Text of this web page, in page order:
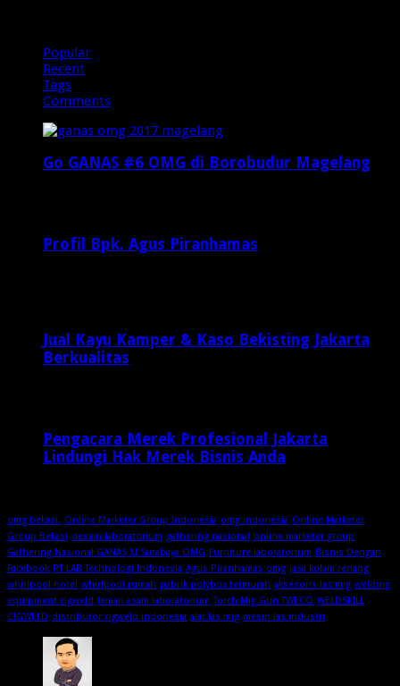
Popular
Recent
Tags
Comments
Go GANAS #6 OMG di Borobudur Magelang
Profil Bpk. Agus Piranhamas
Jual Kayu Kamper & Kaso Bekisting Jakarta
Berkualitas
Pengacara Merek Profesional Jakarta
Lindungi Hak Merek Bisnis Anda
omg bekasi. Online Marketer Group Indonesia omg indonesia Online Marketer
Group Bekasi desain laboratorium gathering nasional
online marketer group
Gathering Nasional GANAS XI Surabaya OMG Furniture laboratorium Bisnis Dengan
Facebook PT LAB Technologi Indonesia Agus Piranhamas omg jasa kolam renang
whirlpool hotel whirlpool rumah pabrik polybox termurah aksesoris las mig welding
equipment cigweld
lemari asam laboratorium Torch Mig Gun TWECO WELDSKILL
CIGWELD distributor cigweld indonesia alat las mig mesin las industri